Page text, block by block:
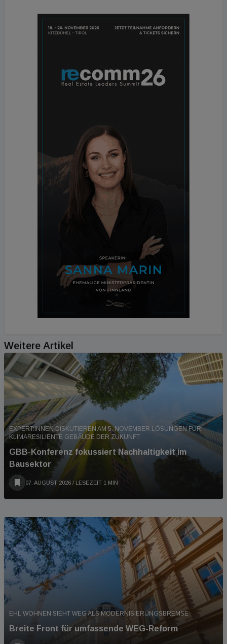
Weitere Artikel
EXPERT:INNEN DISKUTIEREN AM 5. NOVEMBER LÖSUNGEN FÜR
KLIMARESILIENTE GEBÄUDE DER ZUKUNFT.
GBB-Konferenz fokussiert Nachhaltigkeit im
Bausektor
07. AUGUST 2026 / LESEZEIT 1 MIN
EHL WOHNEN SIEHT WEG ALS MODERNISIERUNGSBREMSE
Breite Front für umfassende WEG-Reform